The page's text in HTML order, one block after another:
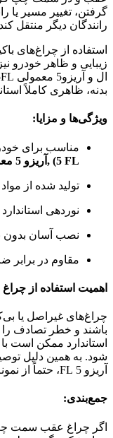
گرفتن، تغییر مسیر یا
رانندگان دیگر منتقل
استفاده از چراغ‌های
بدنه، ظاهری کاملاً
ویژگی‌ها و مزایا:
مناسب برای
5 FL) ,آریزو 5 معمولی
تولید شده از
نوردهی
نصب آسان بدون
مقاوم در برابر
اهمیت استفاده از
چراغ‌های غیراصل یا
باشند و خطر تصادف
استاندارد ممکن است
شود. به همین دلیل
آریزو 5 FL، حتماً از نمونه اصلی و اورجینال استفاده کنید.
جمع‌بندی: